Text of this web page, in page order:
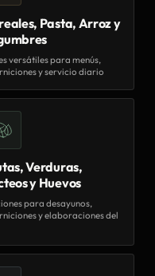
Pasta, Arroz y
versátiles para menús,
y servicio diario
Verduras,
y Huevos
para desayunos,
y elaboraciones del